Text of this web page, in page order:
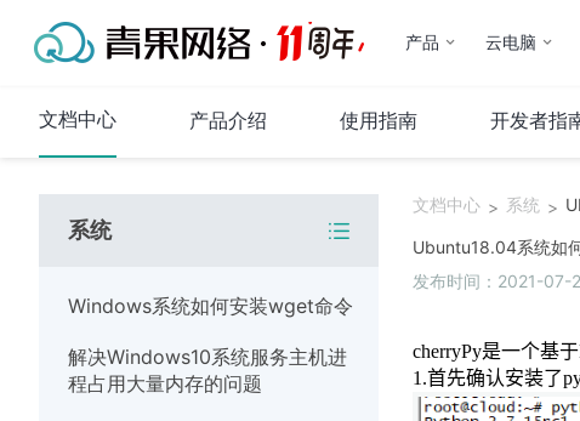
产品 云电脑
文档中心 产品介绍 使用指南 开发者指
系统 代理IP
产品介绍
常见问题
代码示例
Windows系统如何安装wget命令
解决Windows10系统服务主机进
程占用大量内存的问题
文档中心 > 系统 >
Ubuntu18.04系统如
发布时间：2021-07-
cherryPy是一个基于
1.首先确认安装了